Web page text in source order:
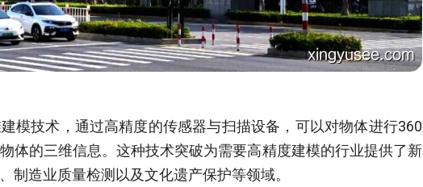
模技术，通过高精度的传感器与扫描设备，可以对物体进行360
体的三维信息。这种技术突破为需要高精度建模的行业提供了新
制造业质量检测以及文化遗产保护等领域。